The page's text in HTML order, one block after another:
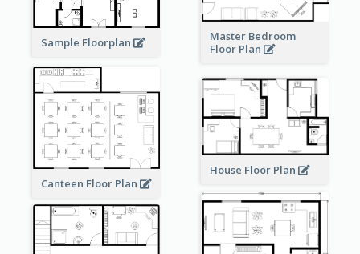
Sample Floorplan
Master Bedroom
Floor Plan
Canteen Floor Plan
House Floor Plan